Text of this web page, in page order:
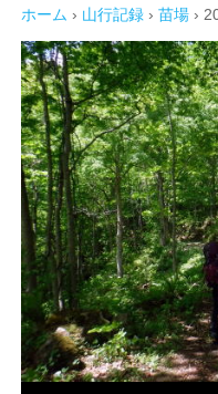
ホーム › 山行記録 › 苗場 ›